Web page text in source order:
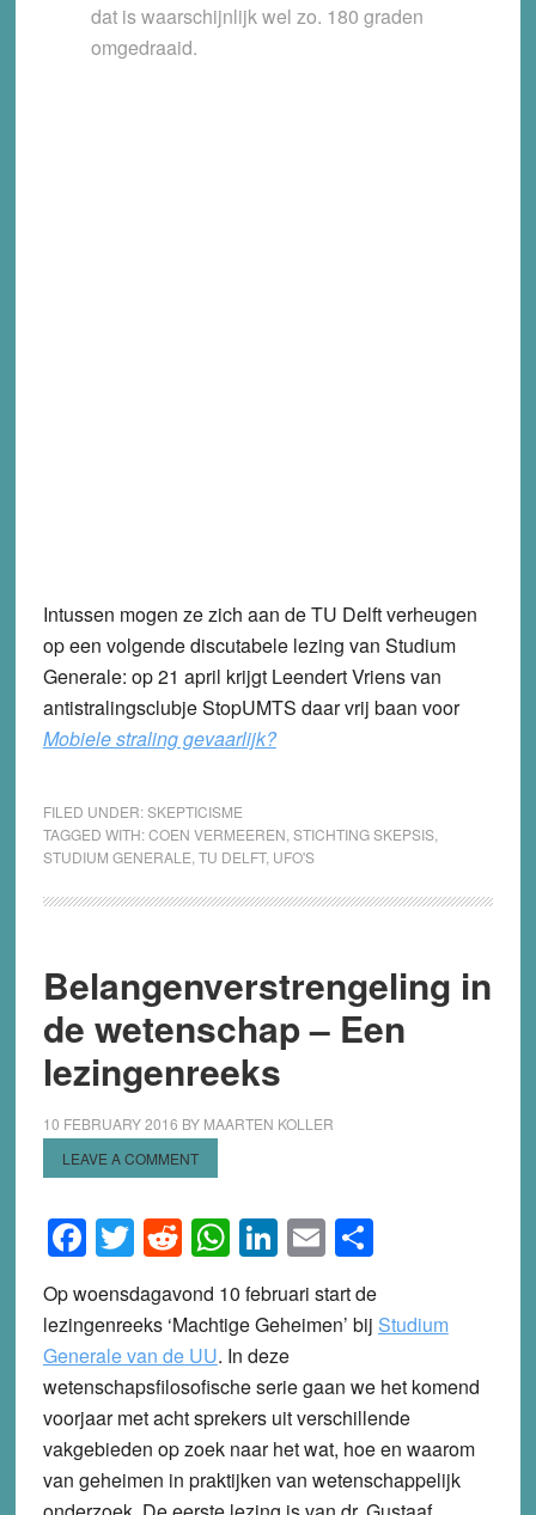
dat is waarschijnlijk wel zo. 180 graden
omgedraaid.
Intussen mogen ze zich aan de TU Delft verheugen
op een volgende discutabele lezing van Studium
Generale: op 21 april krijgt Leendert Vriens van
antistralingsclubje StopUMTS daar vrij baan voor
Mobiele straling gevaarlijk?
FILED UNDER:SKEPTICISME
TAGGED WITH:COEN VERMEEREN STICHTING SKEPSIS,
STUDIUM GENERALE TU DELFT, UFO'S
Belangenverstrengeling in
de wetenschap – Een
lezingenreeks
10 FEBRUARY 2016 BY MAARTEN KOLLER
LEAVE A COMMENT
Facebook
Twitter
Reddit
WhatsApp
LinkedIn
EmailShare
Op woensdagavond 10 februari start de
lezingenreeks ‘Machtige Geheimen’ bij Studium
Generale van de UU. In deze
wetenschapsfilosofische serie gaan we het komend
voorjaar met acht sprekers uit verschillende
vakgebieden op zoek naar het wat, hoe en waarom
van geheimen in praktijken van wetenschappelijk